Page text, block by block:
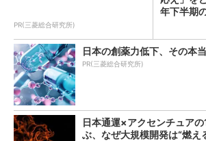
PR(三菱総合研究所)
年下半期
日本の創薬力低下、その本
PR(三菱総合研究所)
日本通運×アクセンチュア
ぶ、なぜ大規模開発は“燃え